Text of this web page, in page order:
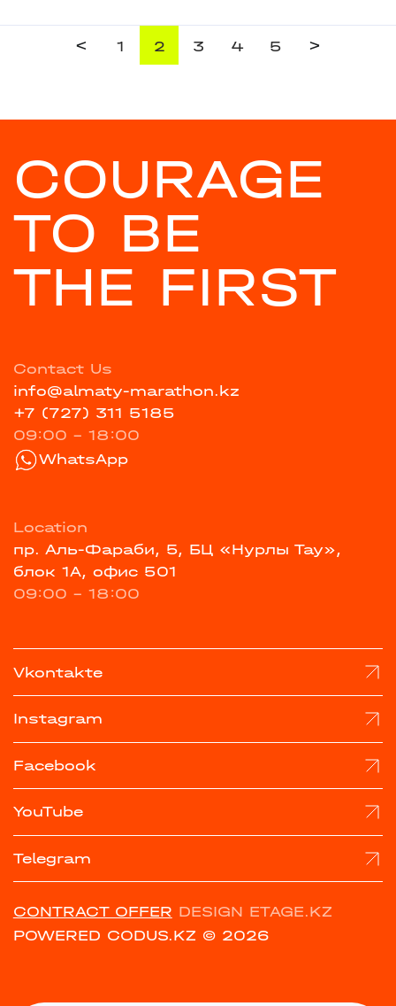
< 1 2 3 4 5 >
COURAGE
TO BE
THE FIRST
Contact Us
info@almaty-marathon.kz
+7 (727) 311 5185
09:00 - 18:00
WhatsApp
Location
пр. Аль-Фараби, 5, БЦ «Нурлы Тау»,
блок 1А, офис 501
09:00 - 18:00
Vkontakte
Instagram
Facebook
YouTube
Telegram
CONTRACT OFFER DESIGN ETAGE.KZ
POWERED CODUS.KZ © 2026